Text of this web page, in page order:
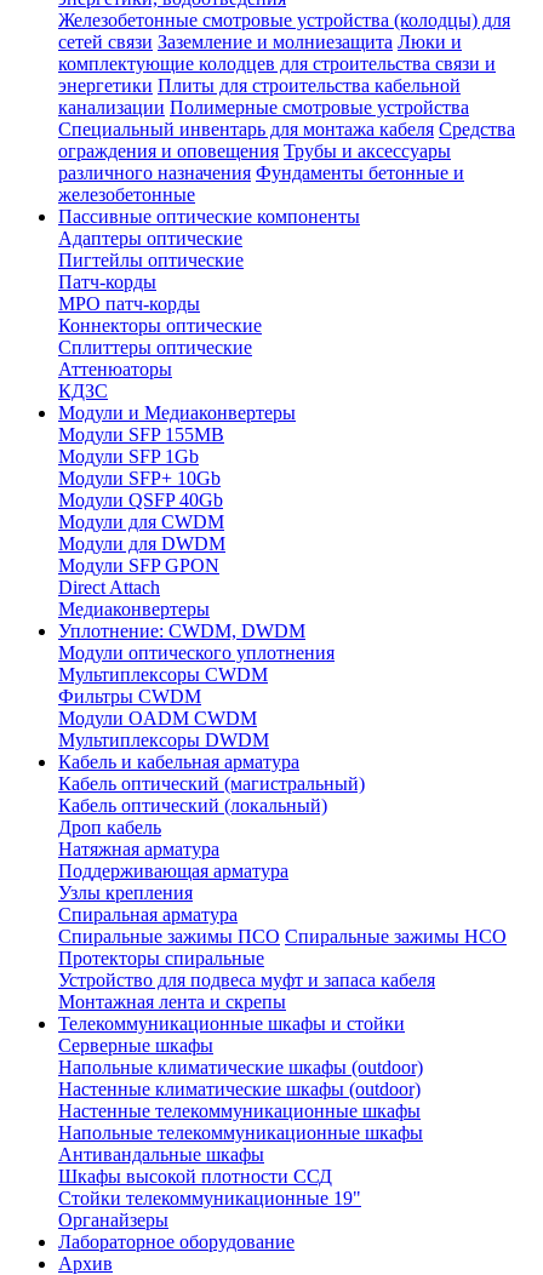
Железобетонные смотровые устройства (колодцы) для
сетей связи Заземление и молниезащита Люки и
комплектующие колодцев для строительства связи и
энергетики Плиты для строительства кабельной
канализации Полимерные смотровые устройства
Специальный инвентарь для монтажа кабеля Средства
ограждения и оповещения Трубы и аксессуары
различного назначения Фундаменты бетонные и
железобетонные
Пассивные оптические компоненты
Адаптеры оптические
Пигтейлы оптические
Патч-корды
MPO патч-корды
Коннекторы оптические
Сплиттеры оптические
Аттенюаторы
КДЗС
Модули и Медиаконвертеры
Модули SFP 155MB
Модули SFP 1Gb
Модули SFP+ 10Gb
Модули QSFP 40Gb
Модули для CWDM
Модули для DWDM
Модули SFP GPON
Direct Attach
Медиаконвертеры
Уплотнение: CWDM, DWDM
Модули оптического уплотнения
Мультиплексоры CWDM
Фильтры CWDM
Модули OADM CWDM
Мультиплексоры DWDM
Кабель и кабельная арматура
Кабель оптический (магистральный)
Кабель оптический (локальный)
Дроп кабель
Натяжная арматура
Поддерживающая арматура
Узлы крепления
Спиральная арматура
Спиральные зажимы ПСО Спиральные зажимы НСО
Протекторы спиральные
Устройство для подвеса муфт и запаса кабеля
Монтажная лента и скрепы
Телекоммуникационные шкафы и стойки
Серверные шкафы
Напольные климатические шкафы (outdoor)
Настенные климатические шкафы (outdoor)
Настенные телекоммуникационные шкафы
Напольные телекоммуникационные шкафы
Антивандальные шкафы
Шкафы высокой плотности ССД
Стойки телекоммуникационные 19"
Органайзеры
Лабораторное оборудование
Архив